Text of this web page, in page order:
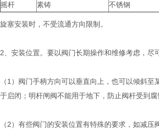
摇杆
素铸 不锈钢
旋塞安装时，不受流通方向限制。
2、安装位置。要以阀门长期操作和维修考虑，尽
（1）阀门手柄方向可以垂直向上，也可以倾斜
于启闭；明杆闸阀不能用于地下，防止阀杆受到腐
（2）有些阀门的安装位置有特殊的要求，如减